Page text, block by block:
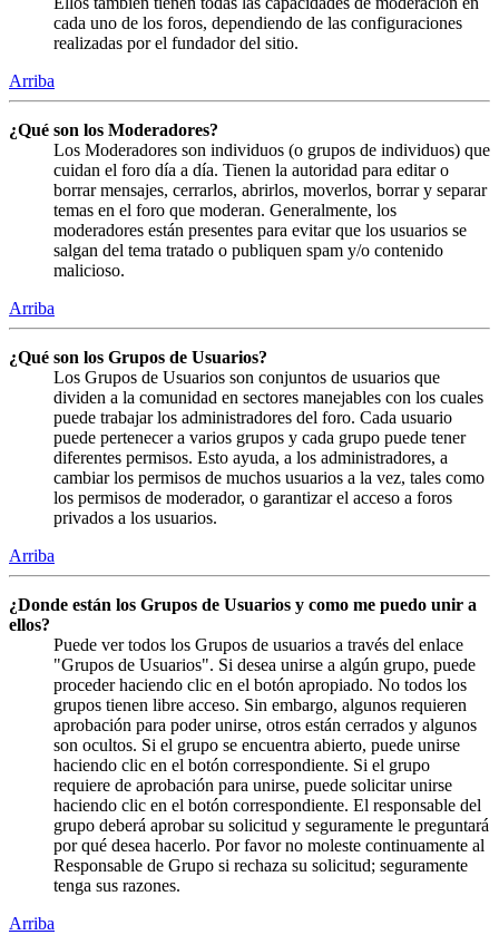
cada uno de los foros, dependiendo de las configuraciones
realizadas por el fundador del sitio.
Arriba
¿Qué son los Moderadores?
Los Moderadores son individuos (o grupos de individuos) que
cuidan el foro día a día. Tienen la autoridad para editar o
borrar mensajes, cerrarlos, abrirlos, moverlos, borrar y separar
temas en el foro que moderan. Generalmente, los
moderadores están presentes para evitar que los usuarios se
salgan del tema tratado o publiquen spam y/o contenido
malicioso.
Arriba
¿Qué son los Grupos de Usuarios?
Los Grupos de Usuarios son conjuntos de usuarios que
dividen a la comunidad en sectores manejables con los cuales
puede trabajar los administradores del foro. Cada usuario
puede pertenecer a varios grupos y cada grupo puede tener
diferentes permisos. Esto ayuda, a los administradores, a
cambiar los permisos de muchos usuarios a la vez, tales como
los permisos de moderador, o garantizar el acceso a foros
privados a los usuarios.
Arriba
¿Donde están los Grupos de Usuarios y como me puedo unir a
ellos?
Puede ver todos los Grupos de usuarios a través del enlace
"Grupos de Usuarios". Si desea unirse a algún grupo, puede
proceder haciendo clic en el botón apropiado. No todos los
grupos tienen libre acceso. Sin embargo, algunos requieren
aprobación para poder unirse, otros están cerrados y algunos
son ocultos. Si el grupo se encuentra abierto, puede unirse
haciendo clic en el botón correspondiente. Si el grupo
requiere de aprobación para unirse, puede solicitar unirse
haciendo clic en el botón correspondiente. El responsable del
grupo deberá aprobar su solicitud y seguramente le preguntará
por qué desea hacerlo. Por favor no moleste continuamente al
Responsable de Grupo si rechaza su solicitud; seguramente
tenga sus razones.
Arriba